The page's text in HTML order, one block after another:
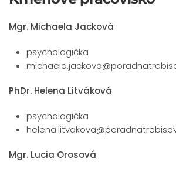
Mgr. Michaela Jacková
psychologička
PhDr. Helena Litváková
psychologička
Mgr. Lucia Orosová